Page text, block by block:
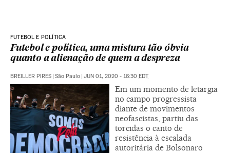
FUTEBOL E POLÍTICA
Futebol e política, uma mistura tão óbvia
quanto a alienação de quem a despreza
BREILLER PIRES | São Paulo | JUN 01, 2020 - 16:30 EDT
Em um momento de letargia
no campo progressista
diante de movimentos
neofascistas, partiu das
torcidas o canto de
resistência à escalada
autoritária de Bolsonaro